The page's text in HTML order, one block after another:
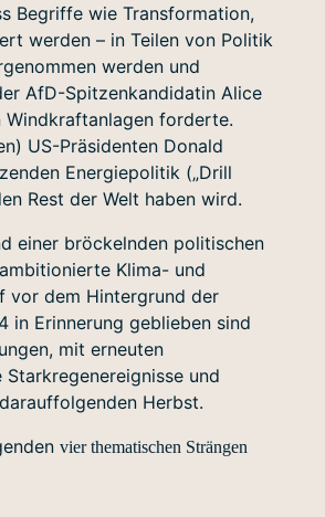
Begriffe wie Transformation,
werden – in Teilen von Politik
werden und
AfD-Spitzenkandidatin Alice
Windkraftanlagen forderte.
US-Präsidenten Donald
Energiepolitik („Drill
Rest der Welt haben wird.
einer bröckelnden politischen
Klima- und
vor dem Hintergrund der
in Erinnerung geblieben sind
mit erneuten
und
Herbst.
vier thematischen Strängen